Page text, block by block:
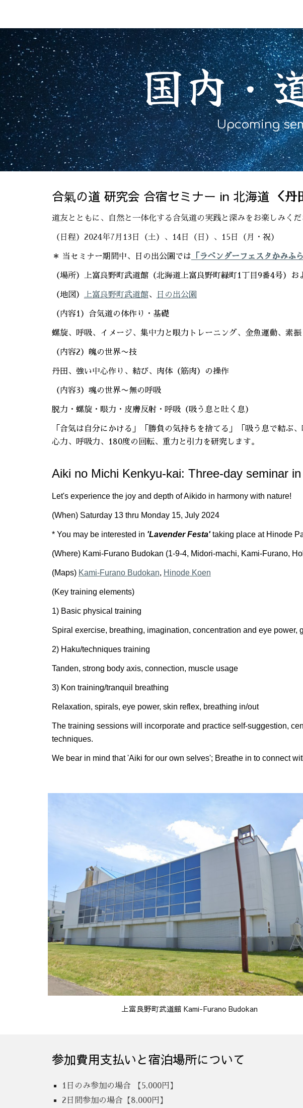
国内・
Upcoming
合氣の道 研究会 合宿セミナー in 北海道 ＜丹
道友とともに、自然と一体化する合気道の実践と深みをお楽しみくだ
（日程）2024年7月13日（土）、14日（日）、15日（月・祝）
＊ 当セミナー期間中、日の出公園では 「ラベンダーフェスタかみふら
（場所）上富良野町武道館（北海道上富良野町緑町1丁目9番4号）お
（地図） 上富良野町武道館、 日の出公園
（内容1）合気道の体作り・基礎
螺旋、呼吸、イメージ、集中力と眼力トレーニング、金魚運動、素振
（内容2）魄の世界〜技
丹田、強い中心作り、結び、肉体（筋肉）の操作
（内容3）魂の世界〜無の呼吸
脱力・螺旋・眼力・皮膚反射・呼吸（吸う息と吐く息）
「合気は自分にかける」「勝負の気持ちを捨てる」「吸う息で結ぶ
心力、呼吸力、180度の回転、重力と引力を研究します。
Aiki no Michi Kenkyu-kai: Three-day seminar
Let's experience the joy and depth of Aikido in harmony with nature!
(When) Saturday 13 thru Monday 15, July 2024
* You may be interested in 'Lavender Festa'taking place at Hinode
(Where) Kami-Furano Budokan (1-9-4, Midori-machi, Kami-Furano,
(Maps) Kami-Furano Budokan, Hinode Koen
(Key training elements)
1) Basic physical training
Spiral exercise, breathing, imagination, concentration and eye
2) Haku/techniques training
Tanden, strong body axis, connection, muscle usage
3) Kon training/tranquil breathing
Relaxation, spirals, eye power, skin reflex, breathing in/out
The training sessions will incorporate and practice self-suggestion,
techniques.
We bear in mind that 'Aiki for our own selves'; Breathe in to connect
上富良野町武道館 Kami-Furano Budokan
参加費用支払いと宿泊場所について
1日のみ参加の場合 【5,000円】
2日間参加の場合【8,000円】